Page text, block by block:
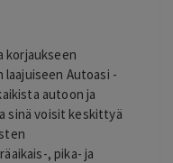
korjaukseen
Autoasi -
autoon ja
sinä voisit keskittyä
, pika- ja